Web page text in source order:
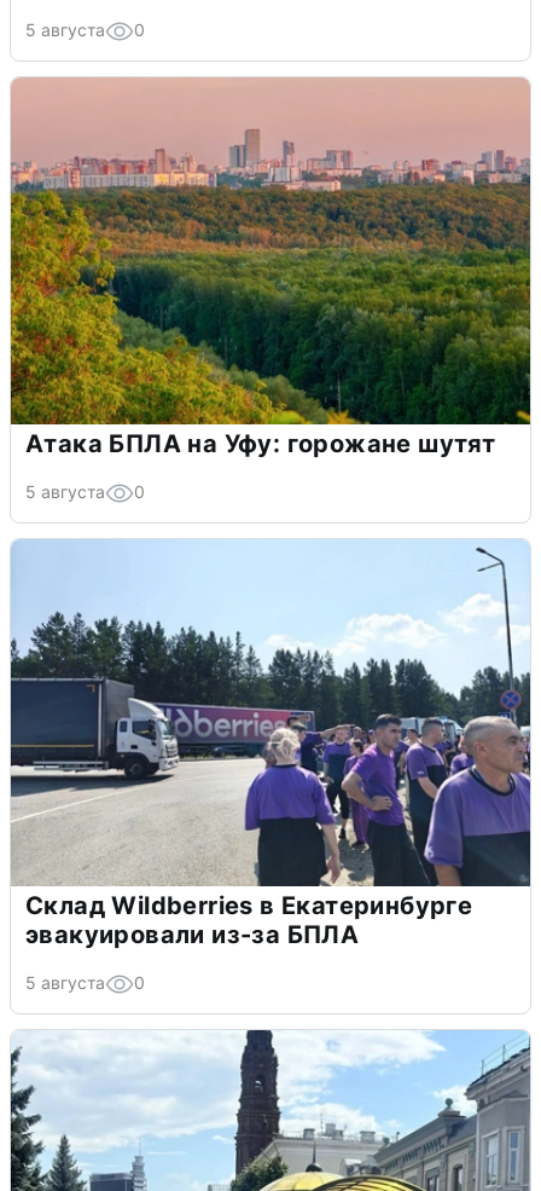
5 августа 0
Атака БПЛА на Уфу: горожане шутят
5 августа 0
Склад Wildberries в Екатеринбурге
эвакуировали из-за БПЛА
5 августа 0